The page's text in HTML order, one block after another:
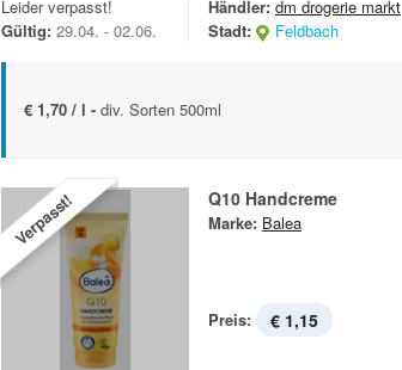
Leider verpasst!
Gültig: 29.04. - 02.06.
Händler: dm drogerie markt
Stadt:
Feldbach
€ 1,70 / l - div. Sorten 500ml
Verpasst! Q10 Handcreme
Marke: Balea
Preis: € 1,15